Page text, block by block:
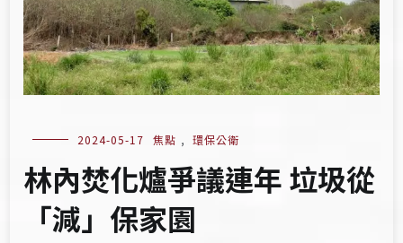
2024-05-17 焦點 , 環保公衛
​​林內焚化爐爭議連年 垃圾從
「減」保家園​